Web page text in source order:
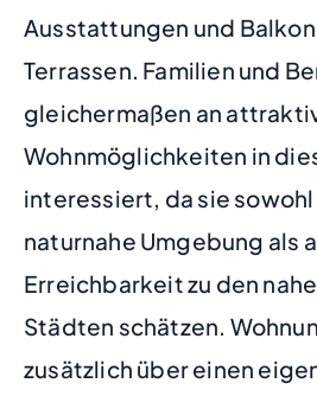
Ausstattungen und
Terrassen. Familien und
gleichermaßen an
Wohnmöglichkeiten in
interessiert, da sie
naturnahe Umgebung als
Erreichbarkeit zu den
Städten schätzen.
zusätzlich über einen